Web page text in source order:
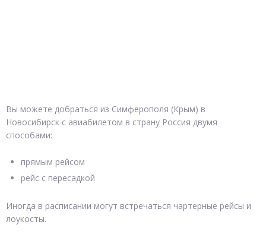
Вы можете добраться из Симферополя (Крым) в
Новосибирск с авиабилетом в страну Россия двумя
способами:
прямым рейсом
рейс с пересадкой
Иногда в расписании могут встречаться чартерные рейсы и
лоукосты.